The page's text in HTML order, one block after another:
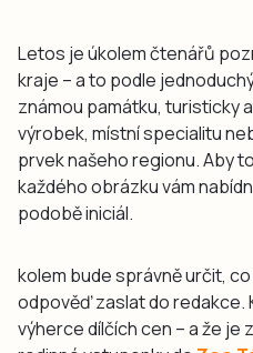
Letos je úkolem čtenářů
kraje – a to podle
známou památku, turisticky
výrobek, místní specialitu
prvek našeho regionu. Aby
každého obrázku vám
podobě iniciál.
kolem bude správně určit,
odpověď zaslat do redakce.
výherce dílčích cen – a že je